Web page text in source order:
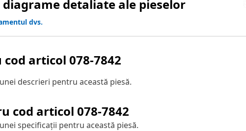
detaliate ale pieselor
dvs.
cod articol 078-7842
descrieri pentru această piesă.
cod articol 078-7842
specificații pentru această piesă.